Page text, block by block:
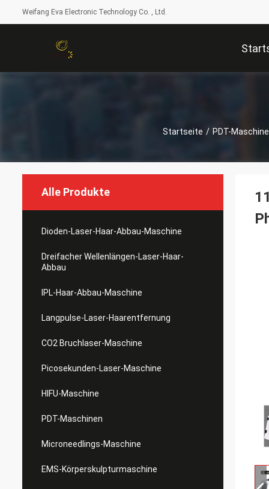
Weifang Eva Electronic Technology Co. , Ltd.
Startseite / PDT-
Alle Produkte
Dioden-Laser-Haar-Abbau-Maschine
Dreifacher Wellenlängen-Laser-Haar-
Abbau
IPL-Haar-Abbau-Maschine
Langpulse-Laser-Haarentfernung
CO2 Bruchlaser-Maschine
Picosekunden-Laser-Maschine
HIFU-Maschine
PDT-Maschinen
Microneedlings-Maschine
EMS-Körperskulpturmaschine